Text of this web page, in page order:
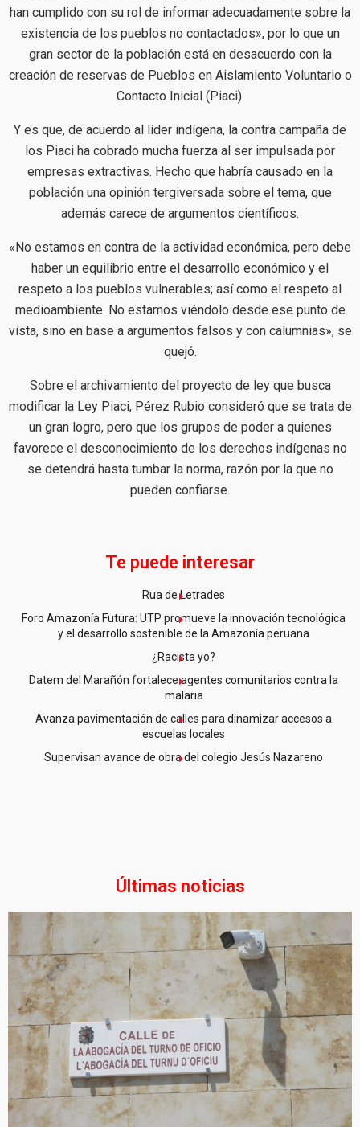
han cumplido con su rol de informar adecuadamente sobre la
existencia de los pueblos no contactados», por lo que un
gran sector de la población está en desacuerdo con la
creación de reservas de Pueblos en Aislamiento Voluntario o
Contacto Inicial (Piaci).
Y es que, de acuerdo al líder indígena, la contra campaña de
los Piaci ha cobrado mucha fuerza al ser impulsada por
empresas extractivas. Hecho que habría causado en la
población una opinión tergiversada sobre el tema, que
además carece de argumentos científicos.
«No estamos en contra de la actividad económica, pero debe
haber un equilibrio entre el desarrollo económico y el
respeto a los pueblos vulnerables; así como el respeto al
medioambiente. No estamos viéndolo desde ese punto de
vista, sino en base a argumentos falsos y con calumnias», se
quejó.
Sobre el archivamiento del proyecto de ley que busca
modificar la Ley Piaci, Pérez Rubio consideró que se trata de
un gran logro, pero que los grupos de poder a quienes
favorece el desconocimiento de los derechos indígenas no
se detendrá hasta tumbar la norma, razón por la que no
pueden confiarse.
Te puede interesar
Rua de Letrades
Foro Amazonía Futura: UTP promueve la innovación tecnológica
y el desarrollo sostenible de la Amazonía peruana
¿Racista yo?
Datem del Marañón fortalece agentes comunitarios contra la
malaria
Avanza pavimentación de calles para dinamizar accesos a
escuelas locales
Supervisan avance de obra del colegio Jesús Nazareno
Últimas noticias